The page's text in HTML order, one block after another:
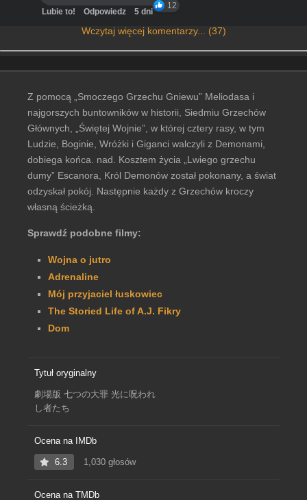
12
Lubie to! Odpowiedz 5 dni
Wczytaj więcej komentarzy... (37)
Z pomocą „Smoczego Grzechu Gniewu” Meliodasa i
najgorszych buntowników w historii, Siedmiu Grzechów
Głównych, „Świętej Wojnie”, w której cztery rasy, w tym
Ludzie, Boginie, Wróżki i Giganci walczyli z Demonami,
dobiega końca. nad. Kosztem życia „Lwiego grzechu
dumy” Escanora, Król Demonów został pokonany, a świat
odzyskał pokój. Następnie każdy z Grzechów kroczy
własną ścieżką.
Sprawdź podobne filmy:
Wojna o jutro
Adrenaline
Mój przyjaciel łuskowiec
The Storied Life of A.J. Fikry
Dom
Tytuł oryginalny
劇場版 七つの大罪 光に呪われ
し者たち
Ocena na IMDb
6.3 1,030 głosów
Ocena na TMDb